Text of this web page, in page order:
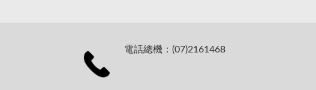
電話總機：(07)2161468